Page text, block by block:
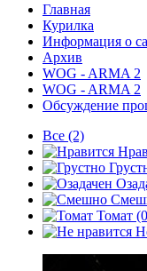
Главная
Курилка
Информация о
Архив
WOG - ARMA 2
WOG - ARMA 2
Обсуждение
Все (2)
Томат